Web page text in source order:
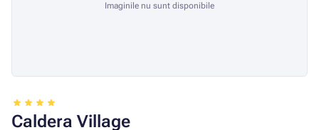
Imaginile nu sunt disponibile
Caldera Village